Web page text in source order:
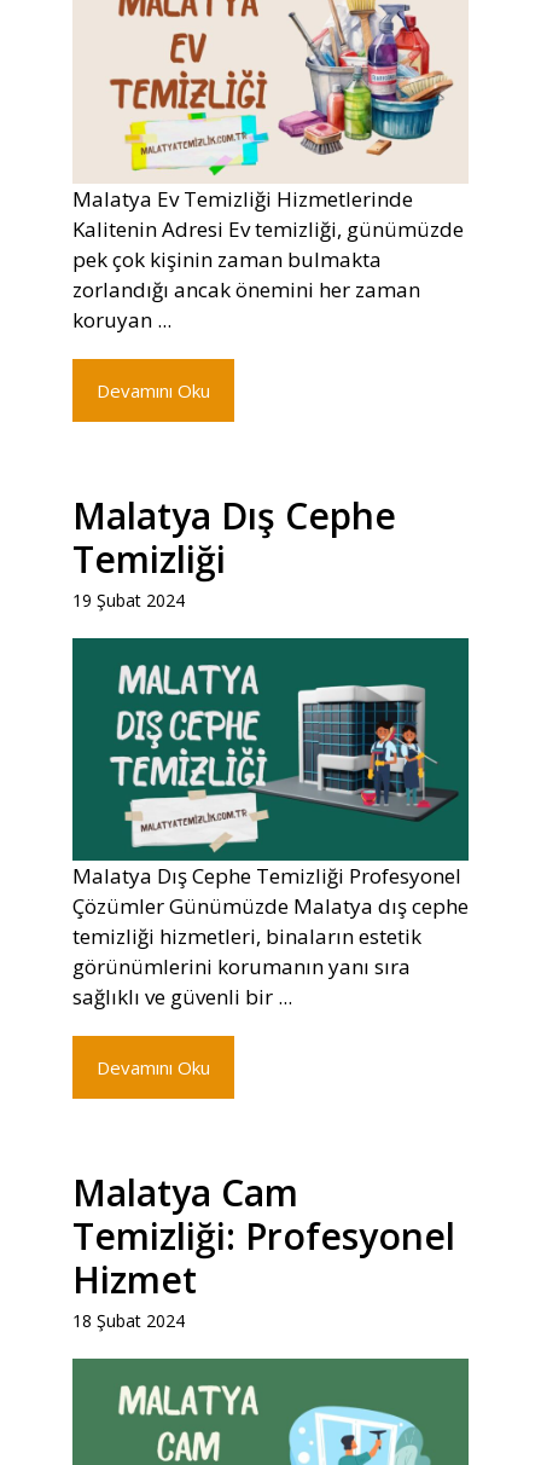
Malatya Ev Temizliği Hizmetlerinde
Kalitenin Adresi Ev temizliği, günümüzde
pek çok kişinin zaman bulmakta
zorlandığı ancak önemini her zaman
koruyan ...
Devamını Oku
Malatya Dış Cephe
Temizliği
19 Şubat 2024
Malatya Dış Cephe Temizliği Profesyonel
Çözümler Günümüzde Malatya dış cephe
temizliği hizmetleri, binaların estetik
görünümlerini korumanın yanı sıra
sağlıklı ve güvenli bir ...
Devamını Oku
Malatya Cam
Temizliği: Profesyonel
Hizmet
18 Şubat 2024